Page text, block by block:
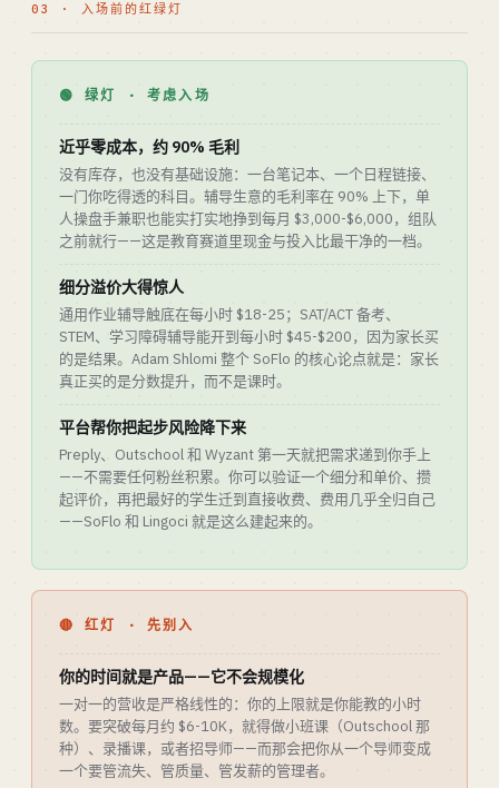
03 · 入场前的红绿灯
🟢 绿灯 · 考虑入场
近乎零成本，约 90% 毛利
没有库存，也没有基础设施：一台笔记本、一个日程链接、
一门你吃得透的科目。辅导生意的毛利率在 90% 上下，单
人操盘手兼职也能实打实地挣到每月 $3,000-$6,000，组队
之前就行——这是教育赛道里现金与投入比最干净的一档。
细分溢价大得惊人
通用作业辅导触底在每小时 $18-25；SAT/ACT 备考、
STEM、学习障碍辅导能开到每小时 $45-$200，因为家长买
的是结果。Adam Shlomi 整个 SoFlo 的核心论点就是：家长
真正买的是分数提升，而不是课时。
平台帮你把起步风险降下来
Preply、Outschool 和 Wyzant 第一天就把需求递到你手上
——不需要任何粉丝积累。你可以验证一个细分和单价、攒
起评价，再把最好的学生迁到直接收费、费用几乎全归自己
——SoFlo 和 Lingoci 就是这么建起来的。
🔴 红灯 · 先别入
你的时间就是产品——它不会规模化
一对一的营收是严格线性的：你的上限就是你能教的小时
数。要突破每月约 $6-10K，就得做小班课（Outschool 那
种）、录播课，或者招导师——而那会把你从一个导师变成
一个要管流失、管质量、管发薪的管理者。